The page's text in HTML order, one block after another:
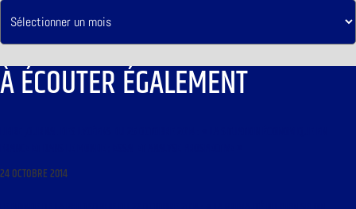
À ÉCOUTER ÉGALEMENT
24 OCTOBRE 2014